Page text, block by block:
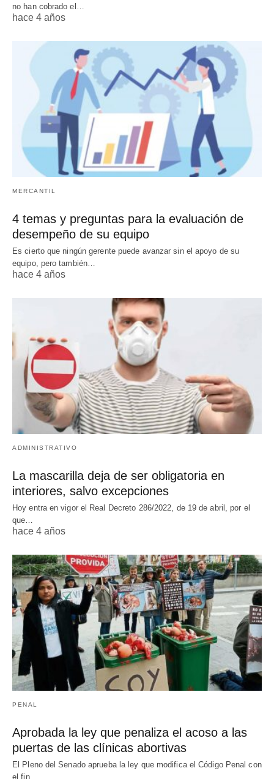
no han cobrado el…
hace 4 años
MERCANTIL
4 temas y preguntas para la evaluación de
desempeño de su equipo
Es cierto que ningún gerente puede avanzar sin el apoyo de su
equipo, pero también…
hace 4 años
ADMINISTRATIVO
La mascarilla deja de ser obligatoria en
interiores, salvo excepciones
Hoy entra en vigor el Real Decreto 286/2022, de 19 de abril, por el
que…
hace 4 años
PENAL
Aprobada la ley que penaliza el acoso a las
puertas de las clínicas abortivas
El Pleno del Senado aprueba la ley que modifica el Código Penal con
el fin…